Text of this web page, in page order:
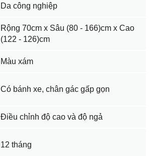
Da công nghiệp
Rộng 70cm x Sâu (80 - 166)cm x Cao
(122 - 126)cm
Màu xám
Có bánh xe, chân gác gấp gọn
Điều chỉnh độ cao và độ ngả
12 tháng